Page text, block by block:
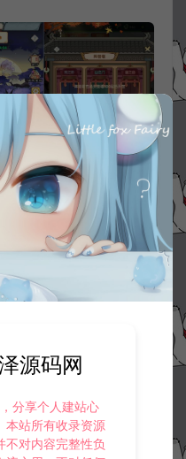
源码网
分享个人建站心
本站所有收录资源
不对内容完整性负